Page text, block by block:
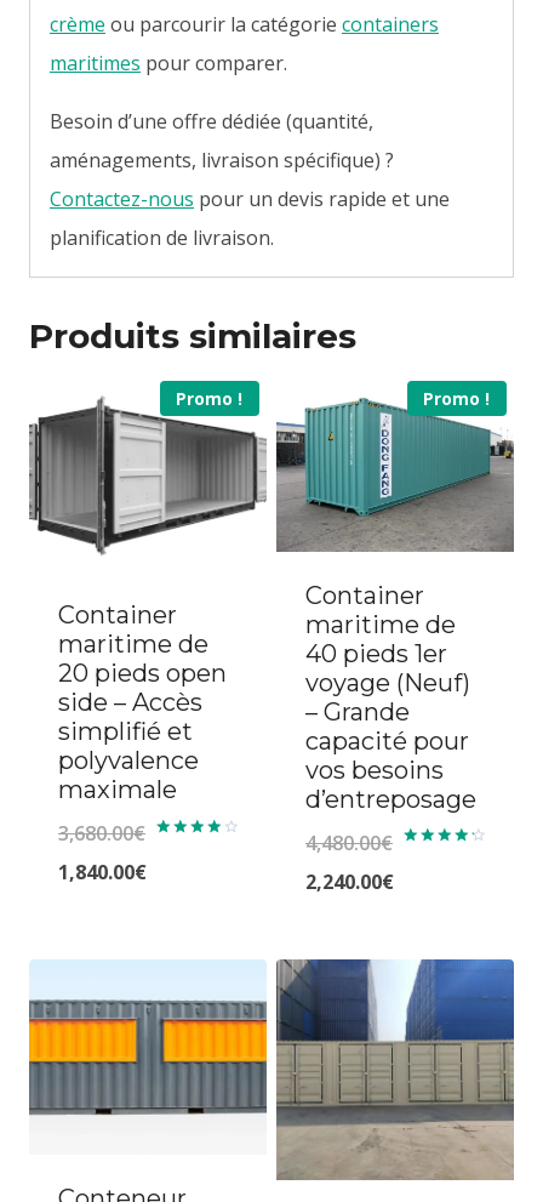
crème ou parcourir la catégorie containers
maritimes pour comparer.
Besoin d’une offre dédiée (quantité,
aménagements, livraison spécifique) ?
Contactez-nous pour un devis rapide et une
planification de livraison.
Produits similaires
Promo !
Container
maritime de
20 pieds open
side – Accès
simplifié et
polyvalence
maximale
3,680.00€
Le
3,680.00€.
1,840.00€
est :
1,840.00€.
Promo !
Container
maritime de
40 pieds 1er
voyage (Neuf)
– Grande
capacité pour
vos besoins
d’entreposage
4,480.00€
Le
initial
était :
4,480.00€.
2,240.00€
prix
actuel
est :
2,240.00€.